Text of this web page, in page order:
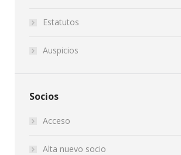
Estatutos
Auspicios
Socios
Acceso
Alta nuevo socio